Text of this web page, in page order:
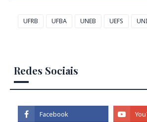
UFRB UFBA UNEB UEFS
Redes Sociais